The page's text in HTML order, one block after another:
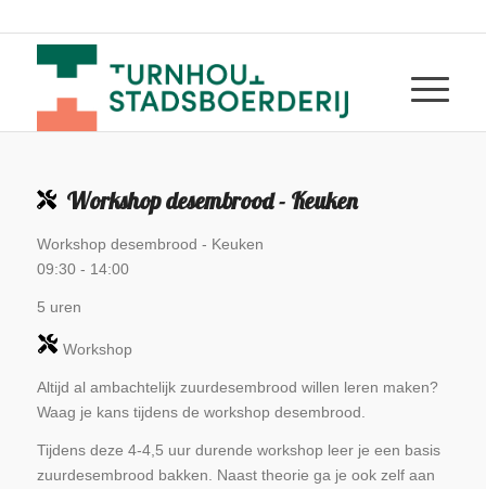
Workshop desembrood - Keuken
Workshop desembrood - Keuken
09:30- 14:00
5 uren
Workshop
Altijd al ambachtelijk zuurdesembrood willen leren maken?
Waag je kans tijdens de workshop desembrood.
Tijdens deze 4-4,5 uur durende workshop leer je een basis
zuurdesembrood bakken. Naast theorie ga je ook zelf aan